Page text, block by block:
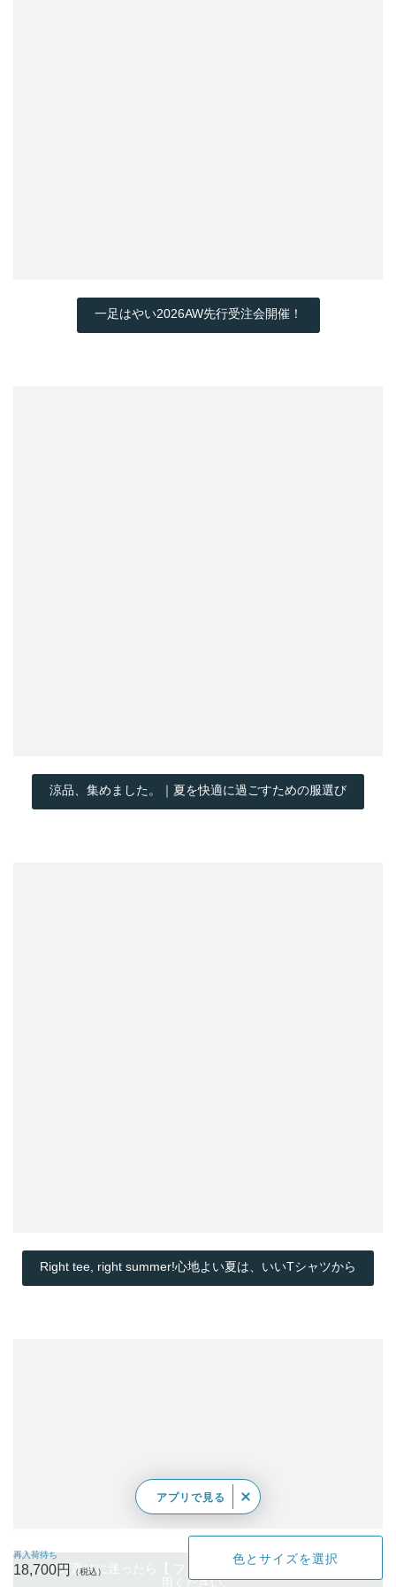
一足はやい2026AW先行受注会開催！
涼品、集めました。｜夏を快適に過ごすための服選び
Right tee, right summer!心地よい夏は、いいTシャツから
サイズ選びに迷ったら【 フィッティングサービス 】をご利
用ください。
再入荷待ち
18,700円
色とサイズを選択
アプリで見る